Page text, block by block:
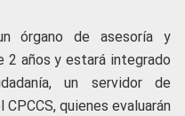
órgano de asesoría y
2 años y estará integrado
un servidor de
CPCCS, quienes evaluarán